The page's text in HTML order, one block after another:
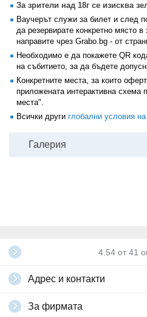
За зрители над 18г се изисква
Ваучерът служи за билет и след
да резервирате конкретно място
направите чрез Grabo.bg - от
Необходимо е да покажете QR
на събитието, за да бъдете
Конкретните места, за които
приложената интерактивна схема
места".
Всички други глобални условия
Галерия
4.54 от 41
Адрес и контакти
За фирмата